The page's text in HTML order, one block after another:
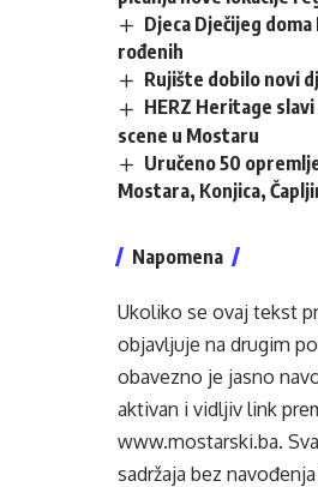
Djeca Dječijeg
rođenih
Rujište dobilo novi
HERZ Heritage
scene u Mostaru
Uručeno 50
Mostara, Konjica,
Napomena
Ukoliko se ovaj tekst
objavljuje na drugim
obavezno je jasno
aktivan i vidljiv link
www.mostarski.ba.
sadržaja bez